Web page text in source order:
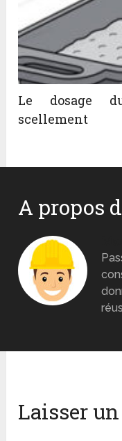
Le dosage
scellement
A propos
Laisser